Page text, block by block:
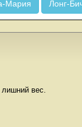
Мария Лонг-
вес.